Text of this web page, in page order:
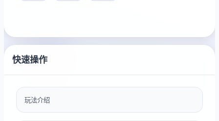
快速操作
玩法介绍